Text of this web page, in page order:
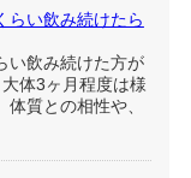
らい飲み続けたら
い飲み続けた方が
体3ヶ月程度は様
質との相性や、